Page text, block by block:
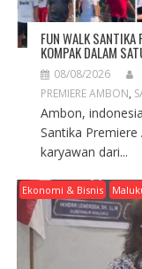
FUN WALK SANTIKA
KOMPAK DALAM
08/08/2026
PREMIERE AMBON,
Ambon,
Santika
karyawan dari...
Ekonomi & Bisnis